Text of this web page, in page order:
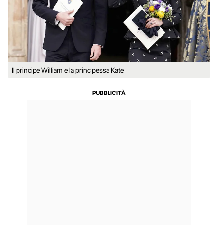
Il principe William e la principessa Kate